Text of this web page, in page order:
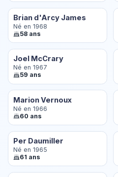
Brian d'Arcy James
Né en 1968
58 ans
Joel McCrary
Né en 1967
59 ans
Marion Vernoux
Né en 1966
60 ans
Per Daumiller
Né en 1965
61 ans